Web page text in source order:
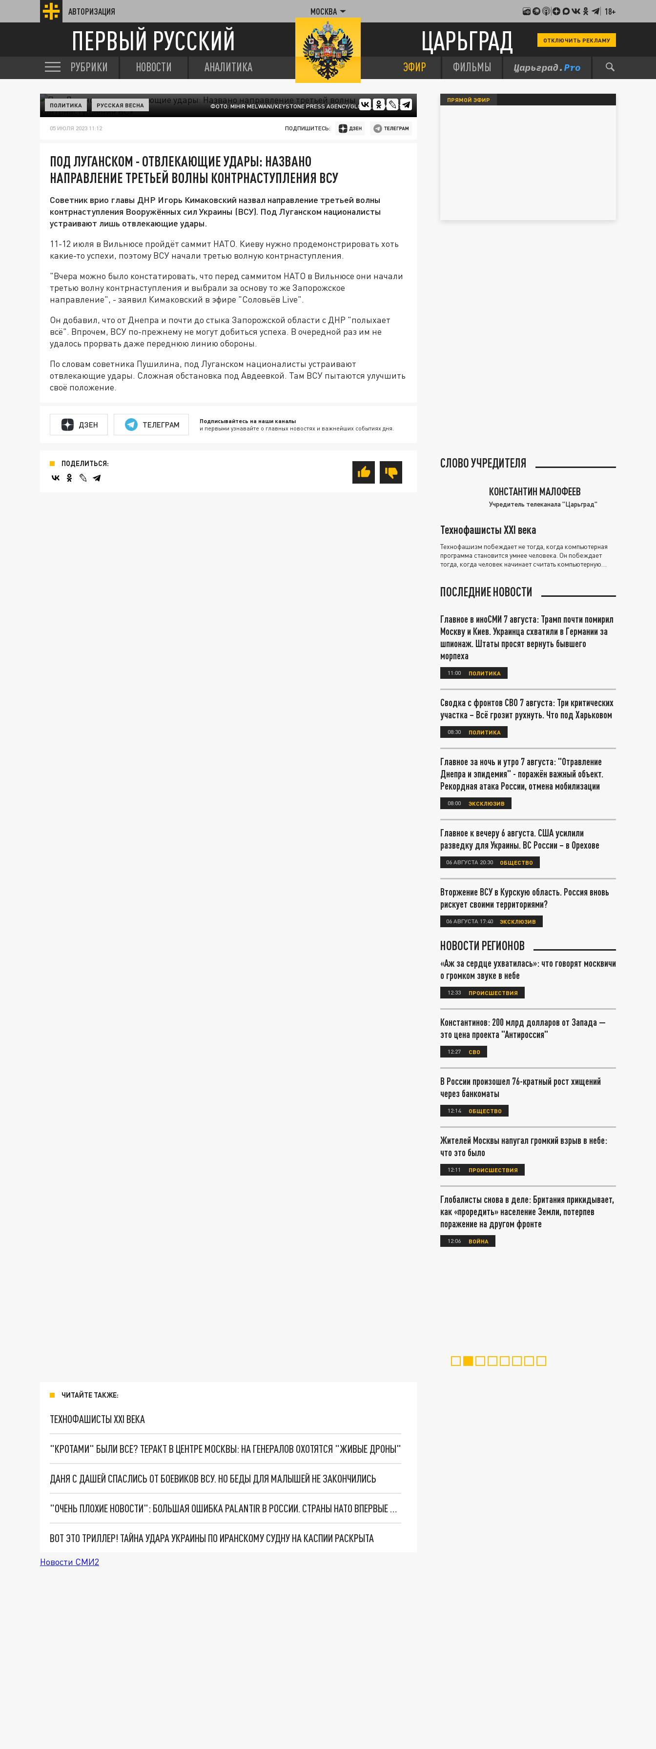
АВТОРИЗАЦИЯ МОСКВА 18+
ПЕРВЫЙ РУССКИЙ ЦАРЬГРАД ОТКЛЮЧИТЬ РЕКЛАМУ
РУБРИКИ НОВОСТИ АНАЛИТИКА ЭФИР ФИЛЬМЫ
ФОТО: MIHIR MELWANI/KEYSTONE PRESS AGENCY/GLOBALLOOKPRESS
ПОЛИТИКА РУССКАЯ ВЕСНА
05 ИЮЛЯ 2023 11:12 ПОДПИШИТЕСЬ:
ПОД ЛУГАНСКОМ - ОТВЛЕКАЮЩИЕ УДАРЫ: НАЗВАНО
НАПРАВЛЕНИЕ ТРЕТЬЕЙ ВОЛНЫ КОНТРНАСТУПЛЕНИЯ ВСУ
Советник врио главы ДНР Игорь Кимаковский назвал направление третьей волны
контрнаступления Вооружённых сил Украины (ВСУ). Под Луганском националисты
устраивают лишь отвлекающие удары.
11-12 июля в Вильнюсе пройдёт саммит НАТО. Киеву нужно продемонстрировать хоть
какие-то успехи, поэтому ВСУ начали третью волную контрнаступления.
"Вчера можно было констатировать, что перед саммитом НАТО в Вильнюсе они начали
третью волну контрнаступления и выбрали за основу то же Запорожское
направление", - заявил Кимаковский в эфире "Соловьёв Live".
Он добавил, что от Днепра и почти до стыка Запорожской области с ДНР "полыхает
всё". Впрочем, ВСУ по-прежнему не могут добиться успеха. В очередной раз им не
удалось прорвать даже переднюю линию обороны.
По словам советника Пушилина, под Луганском националисты устраивают
отвлекающие удары. Сложная обстановка под Авдеевкой. Там ВСУ пытаются улучшить
своё положение.
ДЗЕН ТЕЛЕГРАМ Подписывайтесь на наши каналы
и первыми узнавайте о главных новостях и важнейших событиях дня.
ПОДЕЛИТЬСЯ:
ЧИТАЙТЕ ТАКЖЕ:
ТЕХНОФАШИСТЫ XXI ВЕКА
"КРОТАМИ" БЫЛИ ВСЕ? ТЕРАКТ В ЦЕНТРЕ МОСКВЫ: НА ГЕНЕРАЛОВ ОХОТЯТСЯ "ЖИВЫЕ ДРОНЫ"
ДАНЯ С ДАШЕЙ СПАСЛИСЬ ОТ БОЕВИКОВ ВСУ. НО БЕДЫ ДЛЯ МАЛЫШЕЙ НЕ ЗАКОНЧИЛИСЬ
"ОЧЕНЬ ПЛОХИЕ НОВОСТИ": БОЛЬШАЯ ОШИБКА PALANTIR В РОССИИ. СТРАНЫ НАТО ВПЕРВЫЕ ЗА СВО ОСТАНОВИЛИ ПОСТАВКИ ОРУЖИЯ. ВСУ ТЕРЯЮТ ПРИГРАНИЧЬЕ?
ВОТ ЭТО ТРИЛЛЕР! ТАЙНА УДАРА УКРАИНЫ ПО ИРАНСКОМУ СУДНУ НА КАСПИИ РАСКРЫТА
Новости СМИ2
ПРЯМОЙ ЭФИР
СЛОВО УЧРЕДИТЕЛЯ
КОНСТАНТИН МАЛОФЕЕВ
Учредитель телеканала "Царьград"
Технофашисты XXI века
Технофашизм побеждает не тогда, когда компьютерная
программа становится умнее человека. Он побеждает
тогда, когда человек начинает считать компьютерную
ПОСЛЕДНИЕ НОВОСТИ
Главное в иноСМИ 7 августа: Трамп почти помирил
Москву и Киев. Украинца схватили в Германии за
шпионаж. Штаты просят вернуть бывшего
морпеха
11:00 ПОЛИТИКА
Сводка с фронтов СВО 7 августа: Три критических
участка – Всё грозит рухнуть. Что под Харьковом
08:30 ПОЛИТИКА
Главное за ночь и утро 7 августа: "Отравление
Днепра и эпидемия" - поражён важный объект.
Рекордная атака России, отмена мобилизации
08:00 ЭКСКЛЮЗИВ
Главное к вечеру 6 августа. США усилили
разведку для Украины. ВС России – в Орехове
06 АВГУСТА 20:30 ОБЩЕСТВО
Вторжение ВСУ в Курскую область. Россия вновь
рискует своими территориями?
06 АВГУСТА 17:40 ЭКСКЛЮЗИВ
НОВОСТИ РЕГИОНОВ
«Аж за сердце ухватилась»: что говорят москвичи
о громком звуке в небе
12:33 ПРОИСШЕСТВИЯ
Константинов: 200 млрд долларов от Запада —
это цена проекта "Антироссия"
12:27 СВО
В России произошел 76-кратный рост хищений
через банкоматы
12:14 ОБЩЕСТВО
Жителей Москвы напугал громкий взрыв в небе:
что это было
12:11 ПРОИСШЕСТВИЯ
Глобалисты снова в деле: Британия прикидывает,
как «проредить» население Земли, потерпев
поражение на другом фронте
12:06 ВОЙНА